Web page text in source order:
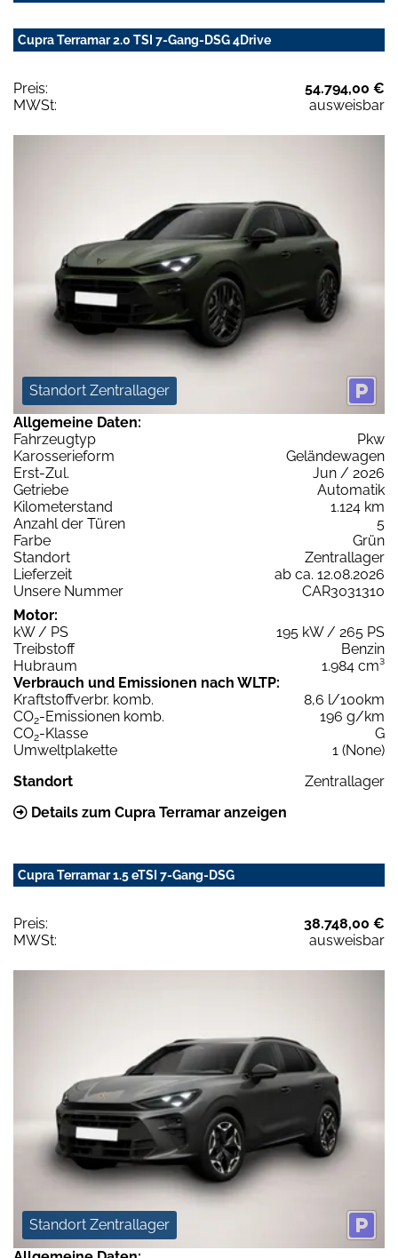
Cupra Terramar 2.0 TSI 7-Gang-DSG 4Drive
Preis:
54.794,00 €
MWSt:
ausweisbar
Standort Zentrallager
Allgemeine Daten:
Fahrzeugtyp
Pkw
Karosserieform
Geländewagen
Erst-Zul.
Jun / 2026
Getriebe
Automatik
Kilometerstand
1.124 km
Anzahl der Türen
5
Farbe
Grün
Standort
Zentrallager
Lieferzeit
ab ca. 12.08.2026
Unsere Nummer
CAR3031310
Motor:
kW / PS
195 kW / 265 PS
Treibstoff
Benzin
Hubraum
1.984 cm³
Verbrauch und Emissionen nach WLTP:
Kraftstoffverbr. komb.
8,6 l/100km
CO2-Emissionen komb.
196 g/km
CO2-Klasse
G
Umweltplakette
1 (None)
Standort
Zentrallager
Details zum Cupra Terramar anzeigen
Cupra Terramar 1.5 eTSI 7-Gang-DSG
Preis:
38.748,00 €
MWSt:
ausweisbar
Standort Zentrallager